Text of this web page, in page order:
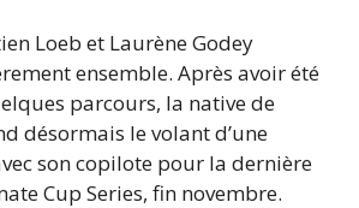
Loeb et Laurène Godey
ensemble. Après avoir été
parcours, la native de
désormais le volant d’une
son copilote pour la dernière
Cup Series, fin novembre.